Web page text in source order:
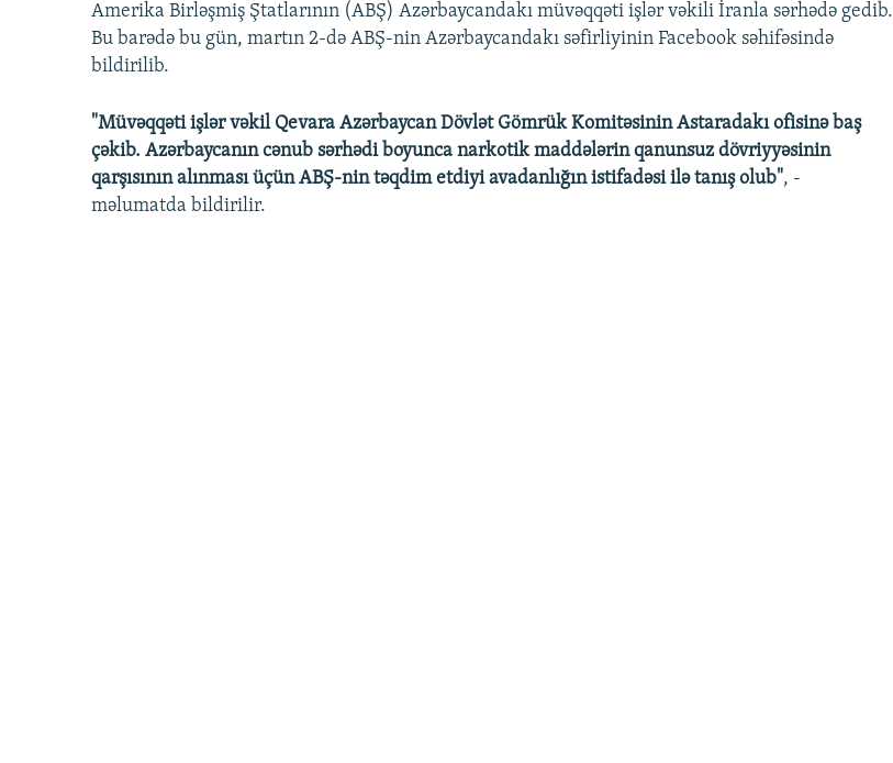
Amerika Birləşmiş Ştatlarının (ABŞ) Azərbaycandakı müvəqqəti işlər vəkili İranla sərhədə gedib.
Bu barədə bu gün, martın 2-də ABŞ-nin Azərbaycandakı səfirliyinin Facebook səhifəsində
bildirilib.
"Müvəqqəti işlər vəkil Qevara Azərbaycan Dövlət Gömrük Komitəsinin Astaradakı ofisinə baş
çəkib. Azərbaycanın cənub sərhədi boyunca narkotik maddələrin qanunsuz dövriyyəsinin
qarşısının alınması üçün ABŞ-nin təqdim etdiyi avadanlığın istifadəsi ilə tanış olub", -
məlumatda bildirilir.